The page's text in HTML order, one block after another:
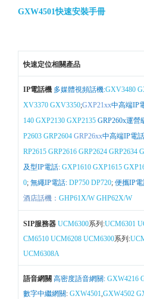
GXW4501快速安裝手冊
快速定位相關產品
IP電話機 多媒體視頻話機:GXV3480
XV3370 GXV3350;GXP21xx中高端IP
140 GXP2130 GXP2135 GRP260x運營
P2603 GRP2604 GRP26xx中高端IP電
RP2615 GRP2616 GRP2624 GRP2634
及型IP電話: GXP1610 GXP1615
0; 無繩IP電話: DP750 DP720; 便攜IP
酒店話機： GHP61X/W GHP62X/W
SIP服務器 UCM6300系列:UCM6301
CM6510 UCM6208 UCM6300系列:
UCM6308A
語音網關 高密度語音網關: GXW4216
數字中繼網關: GXW4501,GXW4502